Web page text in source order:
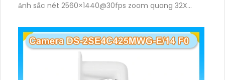
ảnh sắc nét 2560×1440@30fps zoom quang 32X
giám sát khu vực rộng cả ngày lẫn đêm.